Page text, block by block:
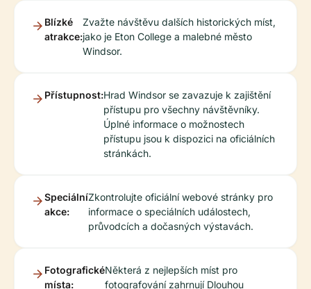
Blízké
atrakce:
Zvažte návštěvu dalších historických míst,
jako je Eton College a malebné město
Windsor.
Přístupnost:Hrad Windsor se zavazuje k zajištění
přístupu pro všechny návštěvníky.
Úplné informace o možnostech
přístupu jsou k dispozici na oficiálních
stránkách.
Speciální
akce:
Zkontrolujte oficiální webové stránky pro
informace o speciálních událostech,
průvodcích a dočasných výstavách.
Fotografické
místa:
Některá z nejlepších míst pro
fotografování zahrnují Dlouhou